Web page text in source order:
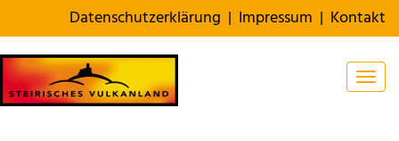
Datenschutzerklärung | Impressum | Kontakt